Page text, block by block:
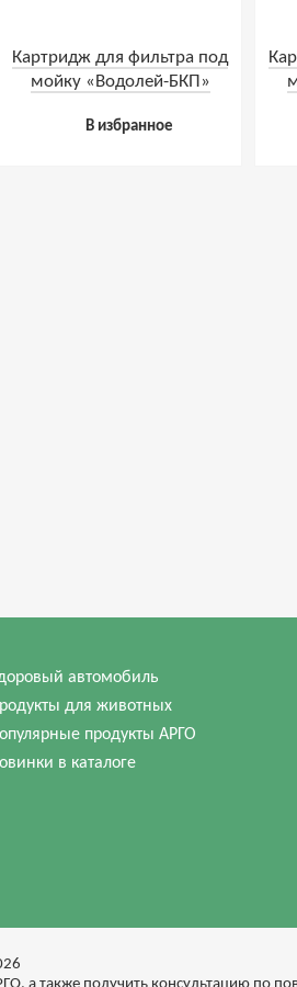
Картридж для фильтра под
мойку «Водолей-БКП»
В избранное
автомобиль
для животных
продукты АРГО
в каталоге